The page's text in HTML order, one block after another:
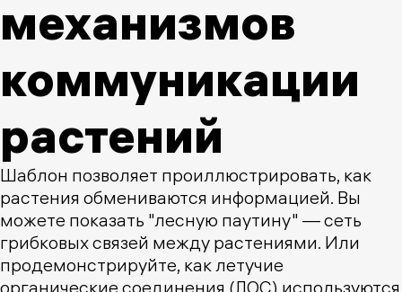
механизмов
коммуникации
растений
Шаблон позволяет проиллюстрировать, как
растения обмениваются информацией. Вы
можете показать "лесную паутину" — сеть
грибковых связей между растениями. Или
продемонстрируйте, как летучие
органические соединения (ЛОС) используются